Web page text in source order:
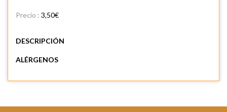
Precio : 3,50€
DESCRIPCIÓN
ALÉRGENOS